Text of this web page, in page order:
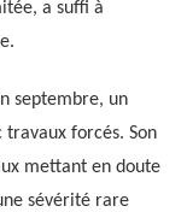
a suffi à
septembre, un
travaux forcés. Son
mettant en doute
sévérité rare